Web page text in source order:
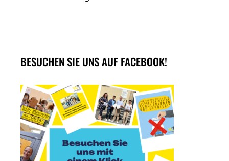
BESUCHEN SIE UNS AUF FACEBOOK!